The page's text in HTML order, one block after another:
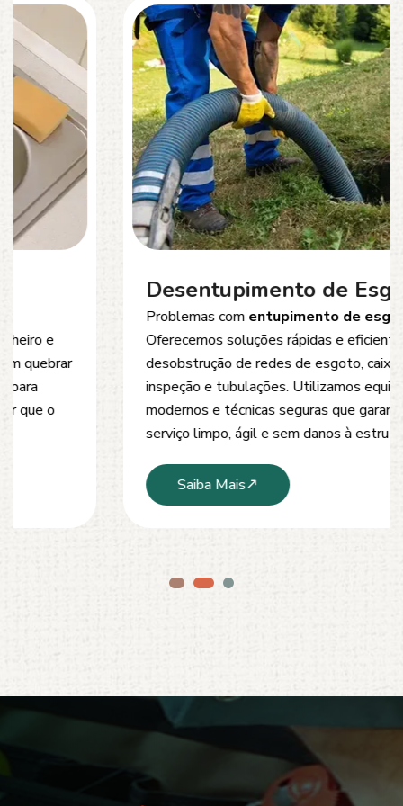
Desentupimento de Esgoto
entupimento de esgoto?
Oferecemos soluções rápidas e eficientes para
desobstrução de redes de esgoto, caixas de
inspeção e tubulações. Utilizamos equipamentos
modernos e técnicas seguras que garantem um
serviço limpo, ágil e sem danos à estrutura.